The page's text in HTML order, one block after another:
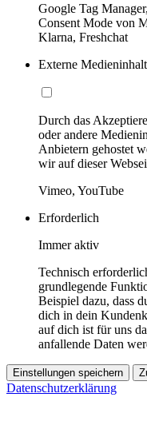
Google Tag
Consent Mode von
Klarna, Freshchat
Externe
Durch das
oder andere
Anbietern gehostet
wir auf dieser
Vimeo, YouTube
Erforderlich
Immer aktiv
Technisch
grundlegende
Beispiel dazu, dass
dich in dein
auf dich ist für uns
anfallende Daten
Einstellungen speichern
Datenschutzerklärung